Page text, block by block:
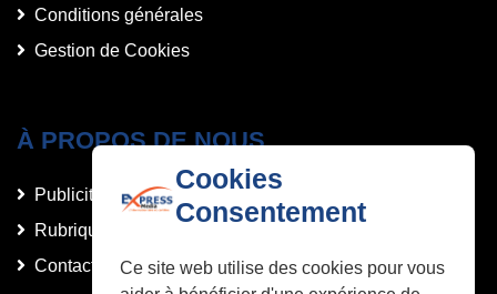
Cookies
Consentement
Ce site web utilise des cookies pour vous
Conditions générales
Gestion de Cookies
À PROPOS DE NOUS
Publicités et Annonces
Rubriques
Contact